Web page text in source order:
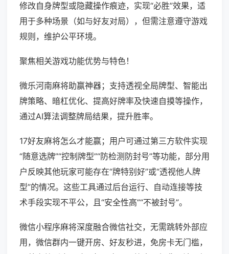
修改自身牌型或隐藏操作痕迹，实现“必胜”效果，适
用于多种场景（如与好友对局），但需注意遵守游戏
规则，维护公平环境。
聚焦相关游戏功能优势与特色！
微乐河南麻将助赢神器；支持透视全局牌型、智能出
牌策略、暗杠优化、提高好牌率及快速自摸等操作，
通过AI算法调整牌局结果，提升胜率。
17好友麻将怎么才能赢；用户可通过第三方软件实现
“随意选牌”“控制牌型”“防检测防封号”等功能，部分用
户反映其他玩家可能存在“牌特别好”或“透视他人牌
型”的情况。这些工具通过后台运行、自动连接等技
术手段实现不平公，且“安全性高”“不被封号”。
微信小程序麻将深度融合微信社交，无需跳转外部应
用，微信群内一键开房、好友秒进，免房卡无门槛，